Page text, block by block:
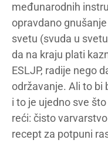
međunarodnih
opravdano
svetu (svuda u
da na kraju plati
ESLJP, radije nego
održavanje. Ali to bi
i to je ujedno sve
reći: čisto
recept za potpuni